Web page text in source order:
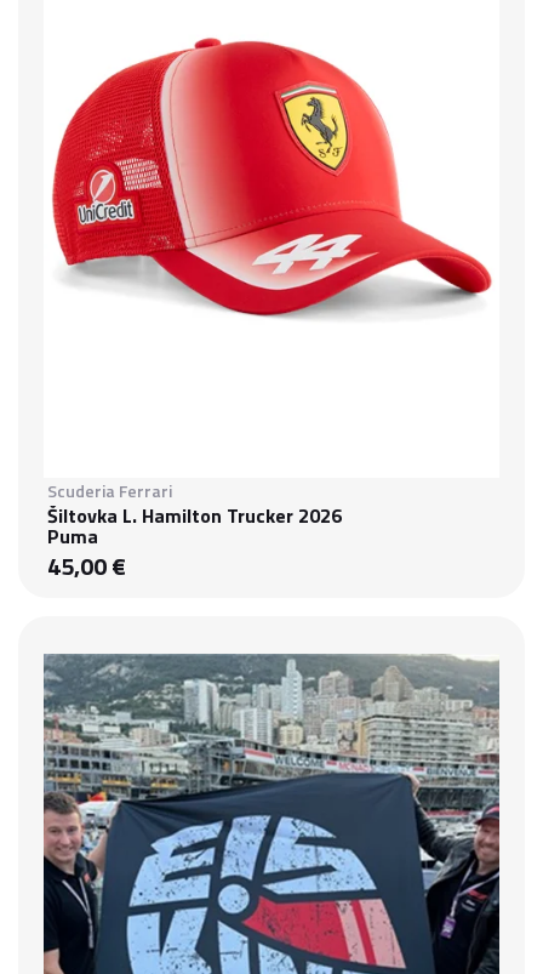
Scuderia Ferrari
Šiltovka L. Hamilton Trucker 2026
Puma
45,00 €